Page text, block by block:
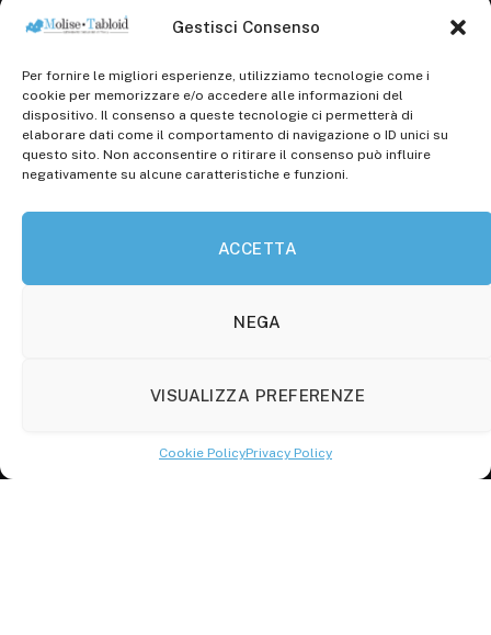
Gestisci Consenso
Per fornire le migliori esperienze, utilizziamo tecnologie come i
cookie per memorizzare e/o accedere alle informazioni del
dispositivo. Il consenso a queste tecnologie ci permetterà di
elaborare dati come il comportamento di navigazione o ID unici su
questo sito. Non acconsentire o ritirare il consenso può influire
negativamente su alcune caratteristiche e funzioni.
ACCETTA
NEGA
VISUALIZZA PREFERENZE
Cookie PolicyPrivacy Policy
Registr. presso il Tribunale di Campobasso: 3/2013 del
14.11.2013, Cron. 1254
Roc: iscrizione n° 25549 (Prot. 1138/com/15 del
30.04.2015)
P.Iva: 01707150700